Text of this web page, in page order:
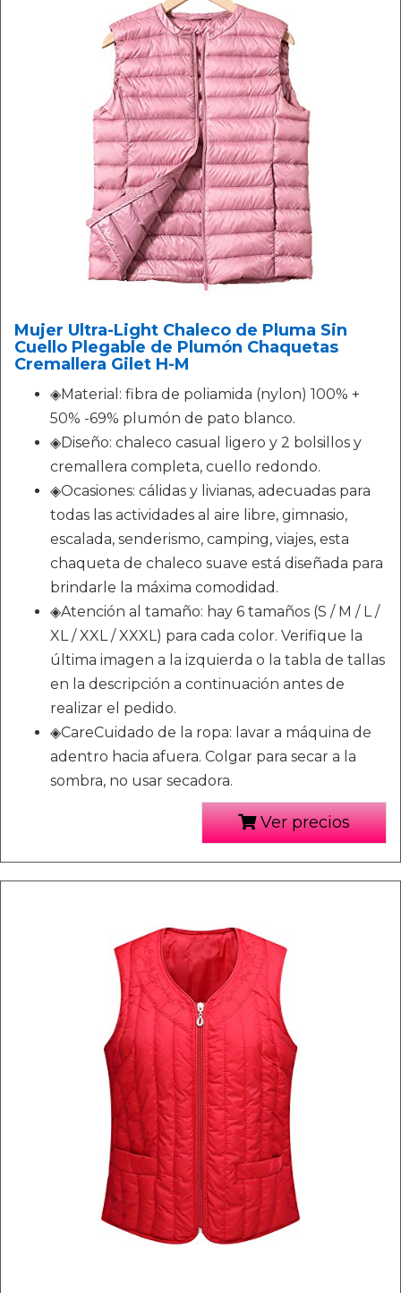
Mujer Ultra-Light Chaleco de Pluma Sin
Cuello Plegable de Plumón Chaquetas
Cremallera Gilet H-M
◈Material: fibra de poliamida (nylon) 100% +
50% -69% plumón de pato blanco.
◈Diseño: chaleco casual ligero y 2 bolsillos y
cremallera completa, cuello redondo.
◈Ocasiones: cálidas y livianas, adecuadas para
todas las actividades al aire libre, gimnasio,
escalada, senderismo, camping, viajes, esta
chaqueta de chaleco suave está diseñada para
brindarle la máxima comodidad.
◈Atención al tamaño: hay 6 tamaños (S / M / L /
XL / XXL / XXXL) para cada color. Verifique la
última imagen a la izquierda o la tabla de tallas
en la descripción a continuación antes de
realizar el pedido.
◈CareCuidado de la ropa: lavar a máquina de
adentro hacia afuera. Colgar para secar a la
sombra, no usar secadora.
Ver precios